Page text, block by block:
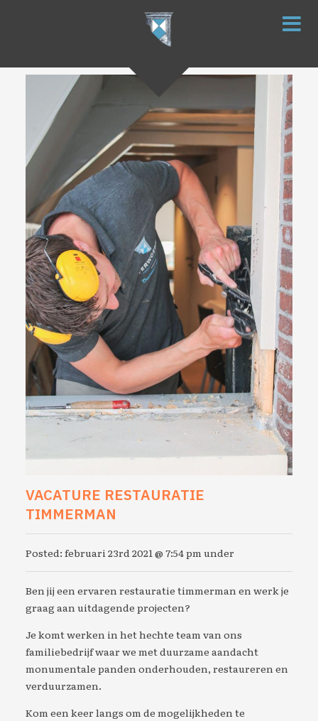
VACATURE RESTAURATIE
TIMMERMAN
Posted: februari 23rd 2021 @ 7:54 pm under
Ben jij een ervaren restauratie timmerman en werk je
graag aan uitdagende projecten?
Je komt werken in het hechte team van ons
familiebedrijf waar we met duurzame aandacht
monumentale panden onderhouden, restaureren en
verduurzamen.
Kom een keer langs om de mogelijkheden te